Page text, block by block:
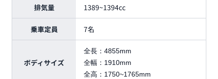
排気量 1389~1394cc
乗車定員 7名
ボディサイズ
全長： 4855mm
全幅： 1910mm
全高： 1750~1765mm